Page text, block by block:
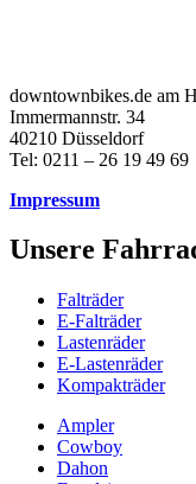
downtownbikes.de am
Immermannstr. 34
40210 Düsseldorf
Tel: 0211 – 26 19 49 69
Impressum
Unsere
Falträder
E-Falträder
Lastenräder
E-Lastenräder
Kompakträder
Ampler
Cowboy
Dahon